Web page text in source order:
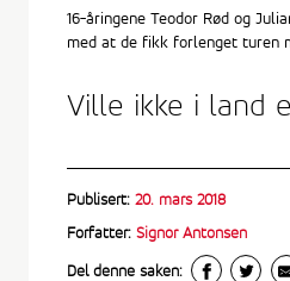
16-åringene Teodor Rød og
med at de fikk forlenget turen
Ville ikke i land
Publisert: 20. mars 2018
Forfatter: Signor Antonsen
Del denne saken: